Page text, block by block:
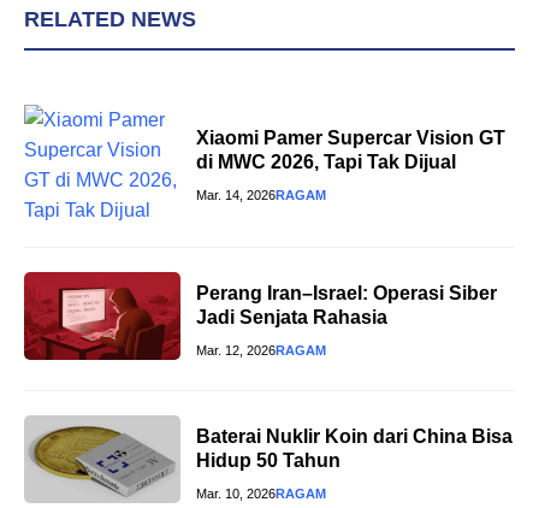
RELATED NEWS
Xiaomi Pamer Supercar Vision GT
di MWC 2026, Tapi Tak Dijual
Mar. 14, 2026RAGAM
Perang Iran–Israel: Operasi Siber
Jadi Senjata Rahasia
Mar. 12, 2026RAGAM
Baterai Nuklir Koin dari China Bisa
Hidup 50 Tahun
Mar. 10, 2026RAGAM